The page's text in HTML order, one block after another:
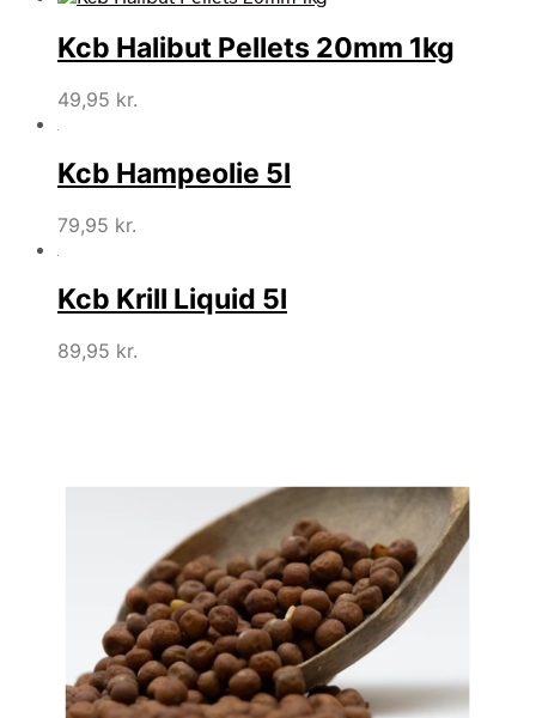
Kcb Halibut Pellets 20mm 1kg
49,95 kr.
Kcb Hampeolie 5l
79,95 kr.
Kcb Krill Liquid 5l
89,95 kr.